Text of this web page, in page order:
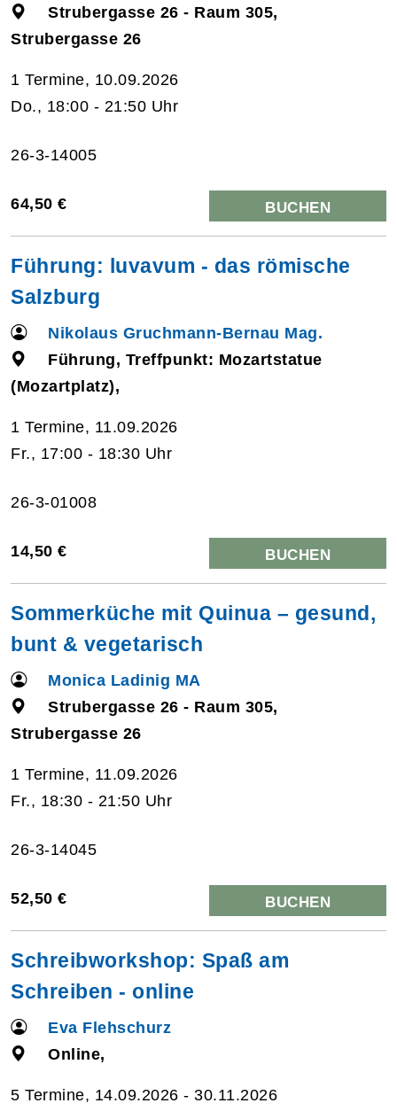
Strubergasse 26 - Raum 305,
Strubergasse 26
1 Termine, 10.09.2026
Do., 18:00 - 21:50 Uhr
26-3-14005
64,50 € BUCHEN
Führung: luvavum - das römische
Salzburg
Nikolaus Gruchmann-Bernau Mag.
Führung, Treffpunkt: Mozartstatue
(Mozartplatz),
1 Termine, 11.09.2026
Fr., 17:00 - 18:30 Uhr
26-3-01008
14,50 € BUCHEN
Sommerküche mit Quinua – gesund,
bunt & vegetarisch
Monica Ladinig MA
Strubergasse 26 - Raum 305,
Strubergasse 26
1 Termine, 11.09.2026
Fr., 18:30 - 21:50 Uhr
26-3-14045
52,50 € BUCHEN
Schreibworkshop: Spaß am
Schreiben - online
Eva Flehschurz
Online,
5 Termine, 14.09.2026 - 30.11.2026